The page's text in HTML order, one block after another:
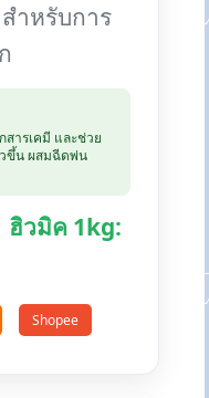
ำหรับการ
ารเคมี และช่วย
ขึ้น ผสมฉีดพ่น
ฮิวมิค 1kg:
Shopee